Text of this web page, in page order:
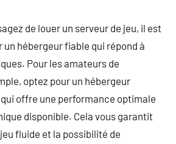
de louer un serveur de jeu, il est
hébergeur fiable qui répond à
Pour les amateurs de
optez pour un hébergeur
offre une performance optimale
disponible. Cela vous garantit
fluide et la possibilité de